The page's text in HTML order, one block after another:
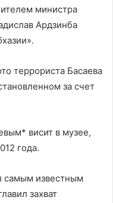
министра
Ардзинба
висит в музее,
года.
самым известным
захват